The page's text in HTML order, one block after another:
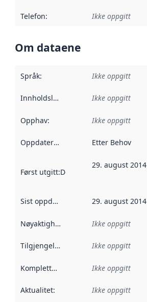
Telefon: Ikke oppgitt
Om dataene
Språk: Ikke oppgitt
Innholdsleverandører :
Ikke oppgitt
Opphav: Ikke oppgitt
Oppdateringsfrekvens :
Etter Behov
Først utgitt:Denne datoen sier når
29. august 2014
Sist oppdatert 29. august 2014
Nøyaktighet Ikke oppgitt
Tilgjengelighet Ikke oppgitt
Kompletthet Ikke oppgitt
Aktualitet: Ikke oppgitt